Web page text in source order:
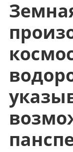
Перейти
содержимому